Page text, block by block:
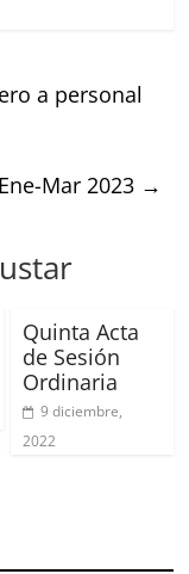
a personal
Mar 2023 →
Quinta Acta
de Sesión
Ordinaria
9 diciembre,
2022